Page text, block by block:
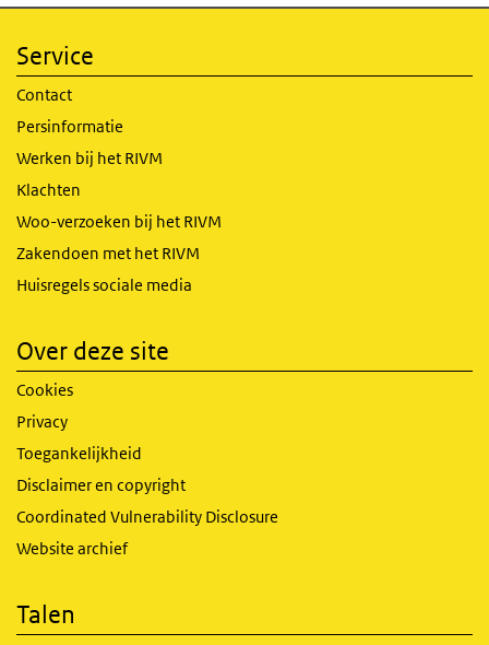
Service
Contact
Persinformatie
Werken bij het RIVM
Klachten
Woo-verzoeken bij het RIVM
Zakendoen met het RIVM
Huisregels sociale media
Over deze site
Cookies
Privacy
Toegankelijkheid
Disclaimer en copyright
Coordinated Vulnerability Disclosure
Website archief
Talen